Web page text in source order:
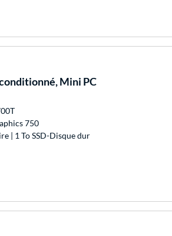
Mini PC
750
| 1 To SSD-Disque dur